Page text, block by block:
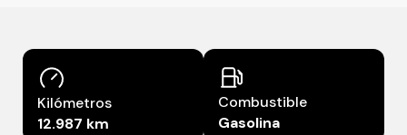
Kilómetros
12.987 km
Combustible
Gasolina